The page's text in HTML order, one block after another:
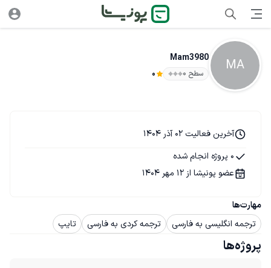
MA
Mam3980
سطح ۰ 0
مهارت‌ها
ترجمه انگلیسی به فارسی
ترجمه کردی به فارسی تایپ
آخرین فعالیت 02 آذر 1404
0 پروژه انجام شده
عضو پونیشا از 12 مهر 1404
پروژه‌ها